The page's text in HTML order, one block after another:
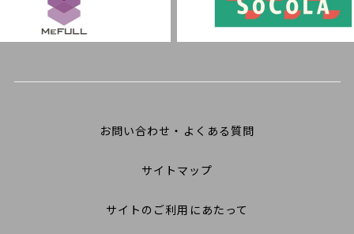
お問い合わせ・よくある質問
サイトマップ
サイトのご利用にあたって